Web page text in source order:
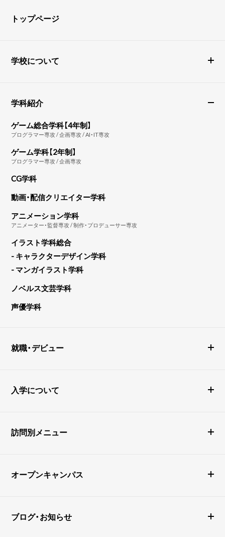
トップページ
学校について
学科紹介
ゲーム総合学科【4年制】
プログラマー専攻 / 企画専攻 / AI・IT専攻
ゲーム学科【2年制】
プログラマー専攻 / 企画専攻
CG学科
動画・配信クリエイター学科
アニメーション学科
アニメーター・監督専攻 / 制作・プロデューサー専攻
イラスト学科総合
- キャラクターデザイン学科
- マンガイラスト学科
ノベルス文芸学科
声優学科
就職・デビュー
入学について
訪問別メニュー
オープンキャンパス
ブログ・お知らせ